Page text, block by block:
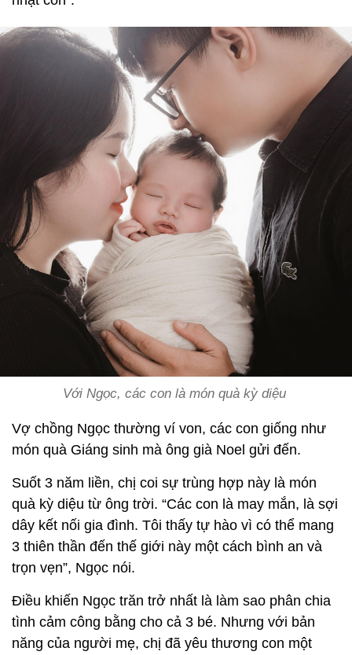
Với Ngọc, các con là món quà kỳ diệu
Vợ chồng Ngọc thường ví von, các con giống như
món quà Giáng sinh mà ông già Noel gửi đến.
Suốt 3 năm liền, chị coi sự trùng hợp này là món
quà kỳ diệu từ ông trời. “Các con là may mắn, là sợi
dây kết nối gia đình. Tôi thấy tự hào vì có thể mang
3 thiên thần đến thế giới này một cách bình an và
trọn vẹn”, Ngọc nói.
Điều khiến Ngọc trăn trở nhất là làm sao phân chia
tình cảm công bằng cho cả 3 bé. Nhưng với bản
năng của người mẹ, chị đã yêu thương con một